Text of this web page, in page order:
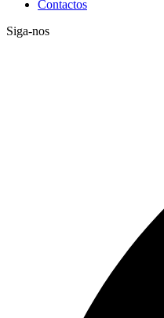
Contactos
Siga-nos